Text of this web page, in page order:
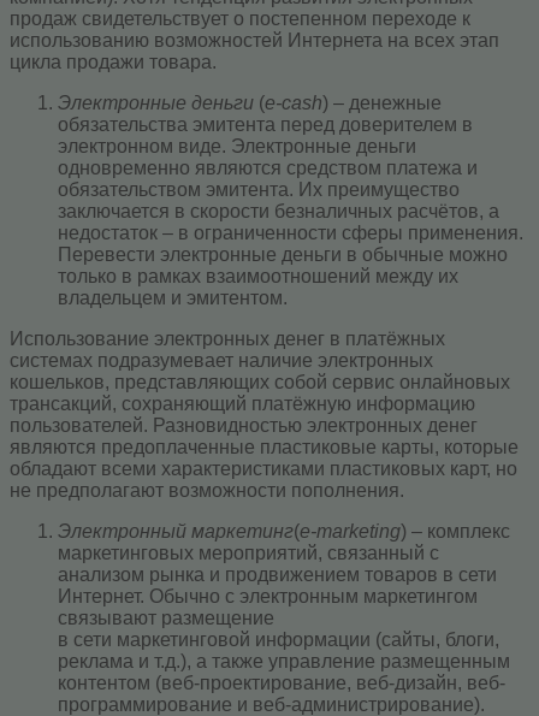
продаж свидетельствует о постепенном переходе к
использованию возможностей Интернета на всех этап
цикла продажи товара.
Электронные деньги (e-cash) – денежные
обязательства эмитента перед доверителем в
электронном виде. Электронные деньги
одновременно являются средством платежа и
обязательством эмитента. Их преимущество
заключается в скорости безналичных расчётов, а
недостаток – в ограниченности сферы применения.
Перевести электронные деньги в обычные можно
только в рамках взаимоотношений между их
владельцем и эмитентом.
Использование электронных денег в платёжных
системах подразумевает наличие электронных
кошельков, представляющих собой сервис онлайновых
трансакций, сохраняющий платёжную информацию
пользователей. Разновидностью электронных денег
являются предоплаченные пластиковые карты, которые
обладают всеми характеристиками пластиковых карт, но
не предполагают возможности пополнения.
Электронный маркетинг(e-marketing) – комплекс
маркетинговых мероприятий, связанный с
анализом рынка и продвижением товаров в сети
Интернет. Обычно с электронным маркетингом
связывают размещение
в сети маркетинговой информации (сайты, блоги,
реклама и т.д.), а также управление размещенным
контентом (веб-проектирование, веб-дизайн, веб-
программирование и веб-администрирование).